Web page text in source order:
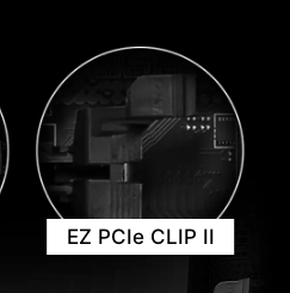
EZ PCIe CLIP II
SEGURIDAD